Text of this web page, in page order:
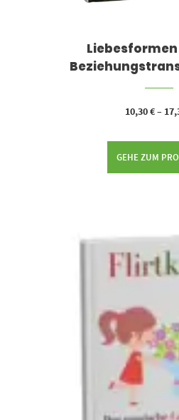
Liebesformen
10,30€–
GEHE ZUM